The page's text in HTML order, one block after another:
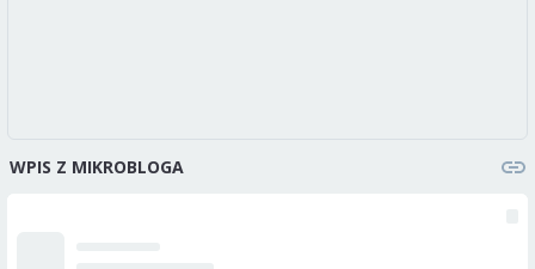
WPIS Z MIKROBLOGA